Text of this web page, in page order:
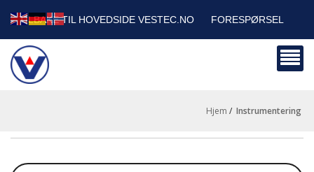
TILBAKE TIL HOVEDSIDE VESTEC.NO FORESPØRSEL
HANDLEVOGN
BEDRIFTSKUNDER
Hjem / instrumentering